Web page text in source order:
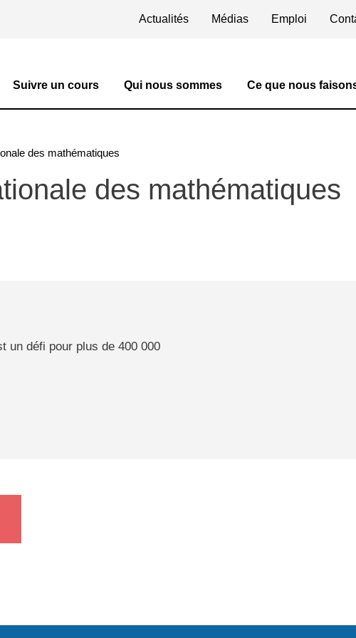
Menu header
Actualités Médias Emploi
Suivre un cours Qui nous sommes Ce que nous
des mathématiques
des mathématiques
un défi pour plus de 400 000